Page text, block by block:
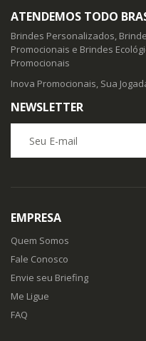
ATENDEMOS TODO
Brindes Personalizados,
Promocionais e Brindes
Promocionais
Inova Promocionais, Sua
NEWSLETTER
EMPRESA
Quem Somos
Fale Conosco
Envie seu Briefing
Me Ligue
FAQ